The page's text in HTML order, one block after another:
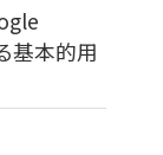
基本的用